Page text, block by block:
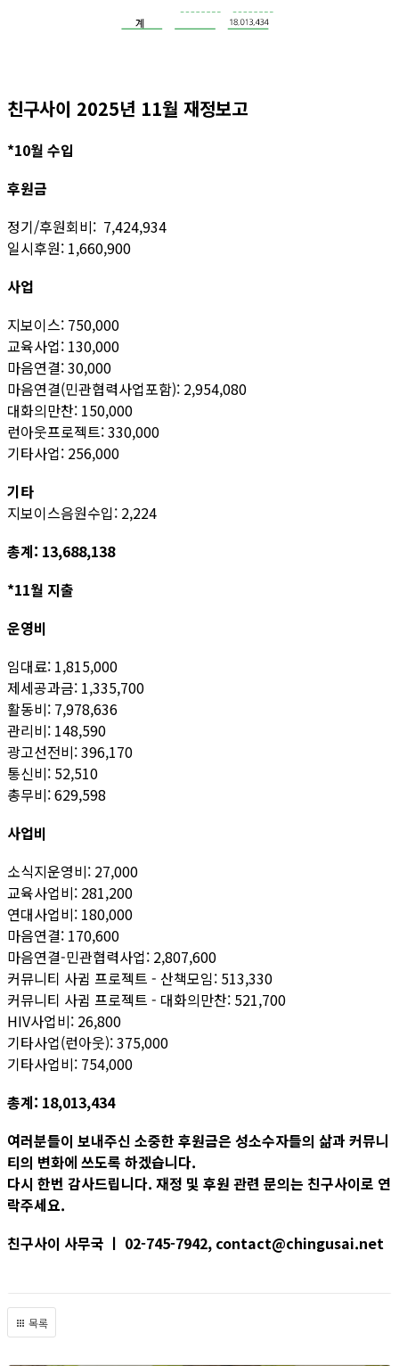
친구사이 2025년 11월 재정보고
*10월 수입
후원금
정기/후원회비: 7,424,934
일시후원: 1,660,900
사업
지보이스: 750,000
교육사업: 130,000
마음연결: 30,000
마음연결(민관협력사업포함): 2,954,080
대화의만찬: 150,000
런아웃프로젝트: 330,000
기타사업: 256,000
기타
지보이스음원수입: 2,224
총계: 13,688,138
*11월 지출
운영비
임대료: 1,815,000
제세공과금: 1,335,700
활동비: 7,978,636
관리비: 148,590
광고선전비: 396,170
통신비: 52,510
총무비: 629,598
사업비
소식지운영비: 27,000
교육사업비: 281,200
연대사업비: 180,000
마음연결: 170,600
마음연결-민관협력사업: 2,807,600
커뮤니티 사귐 프로젝트 - 산책모임: 513,330
커뮤니티 사귐 프로젝트 - 대화의만찬: 521,700
HIV사업비: 26,800
기타사업(런아웃): 375,000
기타사업비: 754,000
총계: 18,013,434
여러분들이 보내주신 소중한 후원금은 성소수자들의 삶과 커뮤니
티의 변화에 쓰도록 하겠습니다.
다시 한번 감사드립니다. 재정 및 후원 관련 문의는 친구사이로 연
락주세요.
친구사이 사무국 ㅣ 02-745-7942, contact@chingusai.net
목록